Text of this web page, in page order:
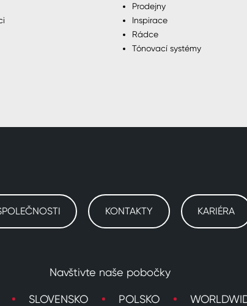
Prodejny
Inspirace
Rádce
Tónovací systémy
KONTAKTY KARIÉRA
Navštivte naše pobočky
SLOVENSKO POLSKO